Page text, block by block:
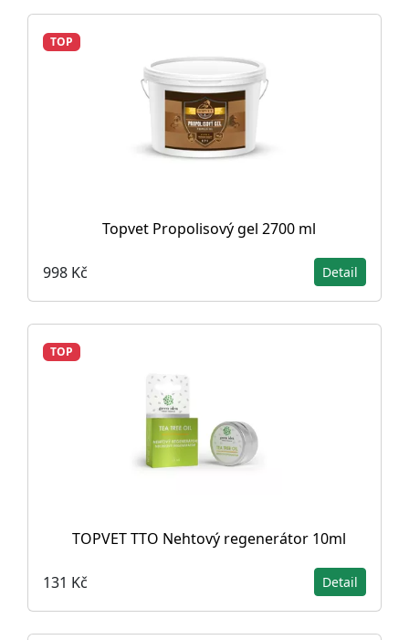
TOP
Topvet Propolisový gel 2700 ml
998 Kč Detail
TOP
TOPVET TTO Nehtový regenerátor 10ml
131 Kč Detail